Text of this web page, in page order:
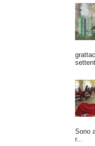
Sono
r...